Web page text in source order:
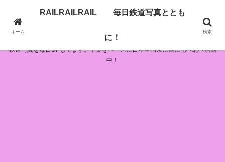
RAILRAILRAIL 毎日鉄道写真とともに！
鉄道写真を毎日UPしてます。千葉をベースに日本全国東に西に南へ北へ活動
中！
ホーム
RAILRAILRAIL 毎日鉄道写真ととも
に！
検索